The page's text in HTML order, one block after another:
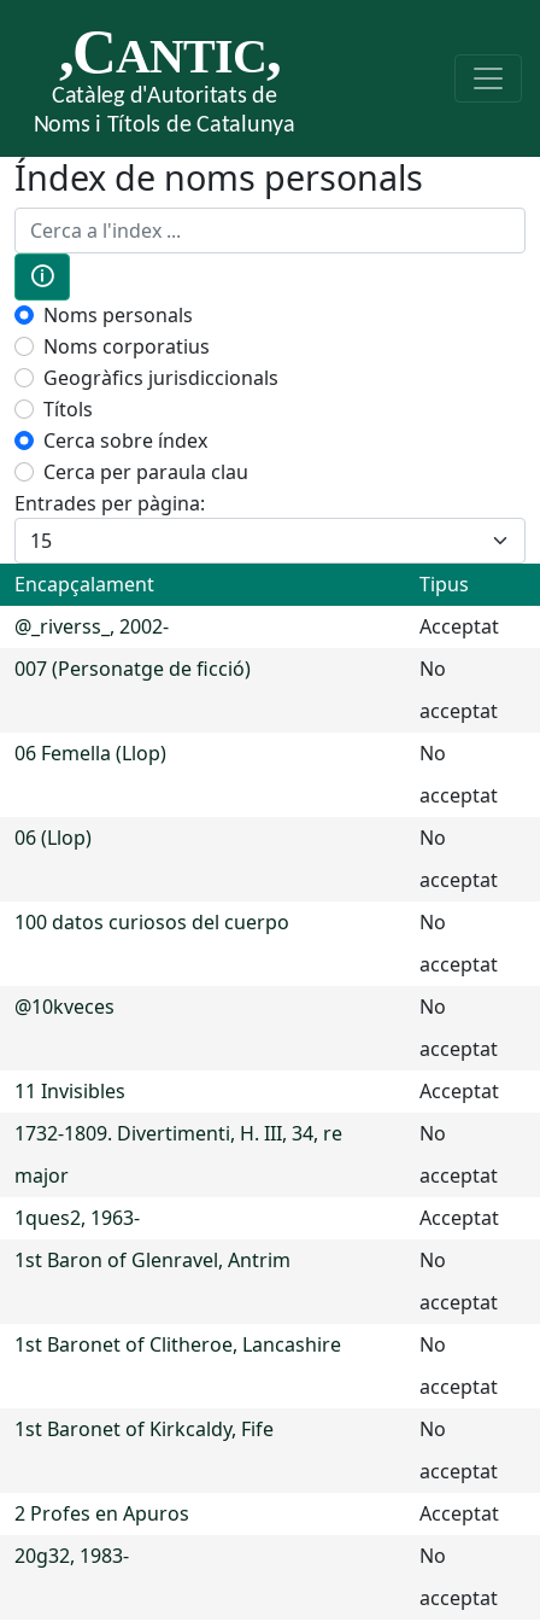
Índex de noms personals
Text a cercar
🛈
Seleccioneu si cerqueu a la LEMAC o
Noms personals
Noms corporatius
Geogràfics jurisdiccionals
Títols
Seleccioneu si cerqueu sobre índex o per
Cerca sobre índex
Cerca per paraula clau
Entrades per pàgina:
Encapçalament
Tipus
@_riverss_, 2002-
Acceptat
007 (Personatge de ficció)
No
acceptat
06 Femella (Llop)
No
acceptat
06 (Llop)
No
acceptat
100 datos curiosos del cuerpo
No
acceptat
@10kveces
No
acceptat
11 Invisibles
Acceptat
1732-1809. Divertimenti, H. III, 34, re
major
No
acceptat
1ques2, 1963-
Acceptat
1st Baron of Glenravel, Antrim
No
acceptat
1st Baronet of Clitheroe, Lancashire
No
acceptat
1st Baronet of Kirkcaldy, Fife
No
acceptat
2 Profes en Apuros
Acceptat
20g32, 1983-
No
acceptat